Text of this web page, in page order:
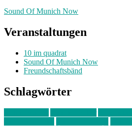
Sound Of Munich Now
Veranstaltungen
10 im quadrat
Sound Of Munich Now
Freundschaftsbänd
Schlagwörter